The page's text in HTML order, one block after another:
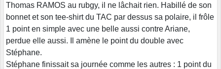
Thomas RAMOS au rubgy, il ne lâchait rien. Habillé de son
bonnet et son tee-shirt du TAC par dessus sa polaire, il frôle
1 point en simple avec une belle aussi contre Ariane,
perdue elle aussi. Il amène le point du double avec
Stéphane.
Stéphane finissait sa journée comme les autres : 1 point du